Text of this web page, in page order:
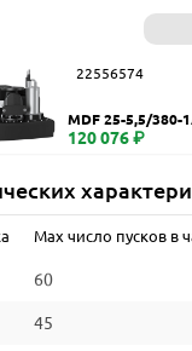
Диаметр
Длина кабеля, м
Частота питающей
Размеры, мм
Вес, кг
22556574
MDF 25-5,5/380-
120 076 ₽
Max число пусков в
60
45